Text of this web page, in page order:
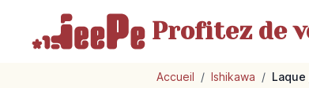
Profitez de
Accueil / Ishikawa /